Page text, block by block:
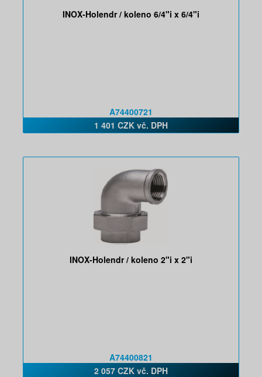
INOX-Holendr / koleno 6/4"i x 6/4"i
A74400721
1 401 CZK vč. DPH
INOX-Holendr / koleno 2"i x 2"i
A74400821
2 057 CZK vč. DPH